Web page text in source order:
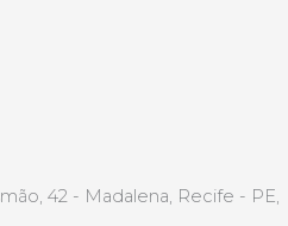
42 - Madalena, Recife - PE,